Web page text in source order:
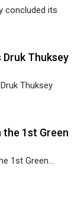
concluded its
Druk Thuksey
Thuksey
1st Green
1st Green...